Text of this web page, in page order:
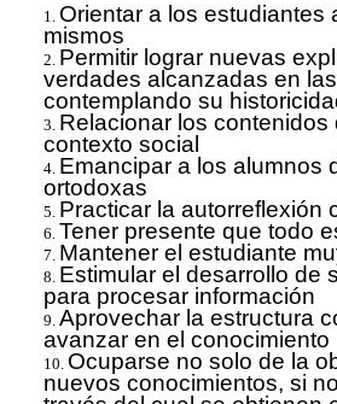
Orientar a los estudiantes
mismos
Permitir lograr nuevas
verdades alcanzadas en
contemplando su
Relacionar los contenidos
contexto social
Emancipar a los alumnos
ortodoxas
Practicar la autorreflexión
Tener presente que todo
Mantener el estudiante
Estimular el desarrollo de
para procesar información
Aprovechar la estructura
avanzar en el conocimiento
Ocuparse no solo de la
nuevos conocimientos, si